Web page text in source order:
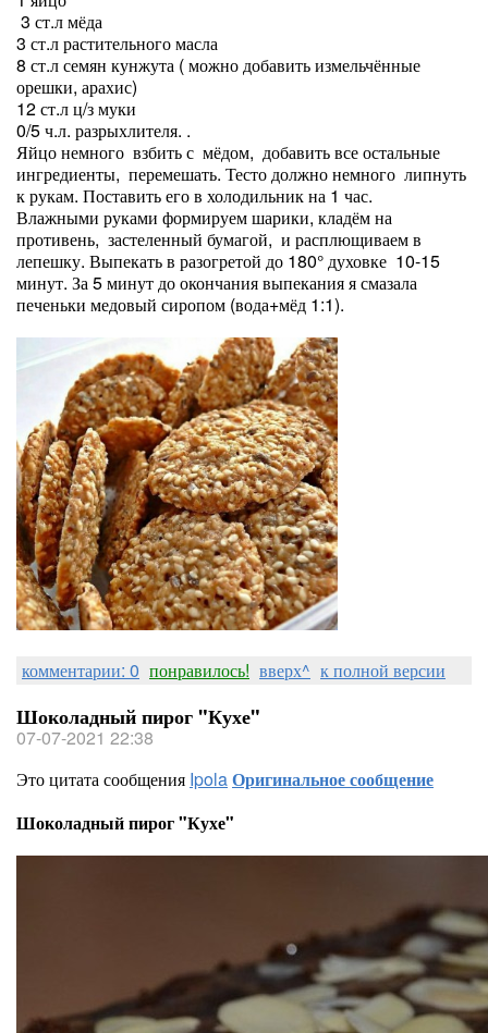
3 ст.л мёда
3 ст.л растительного масла
8 ст.л семян кунжута ( можно добавить измельчённые
орешки, арахис)
12 ст.л ц/з муки
0/5 ч.л. разрыхлителя. .
Яйцо немного взбить с мёдом, добавить все остальные
ингредиенты, перемешать. Тесто должно немного липнуть
к рукам. Поставить его в холодильник на 1 час.
Влажными руками формируем шарики, кладём на
противень, застеленный бумагой, и расплющиваем в
лепешку. Выпекать в разогретой до 180° духовке 10-15
минут. За 5 минут до окончания выпекания я смазала
печеньки медовый сиропом (вода+мёд 1:1).
комментарии: 0 понравилось! вверх^ к полной версии
Шоколадный пирог "Кухе"
07-07-2021 22:38
Это цитата сообщения IpolaОригинальное сообщение
Шоколадный пирог "Кухе"